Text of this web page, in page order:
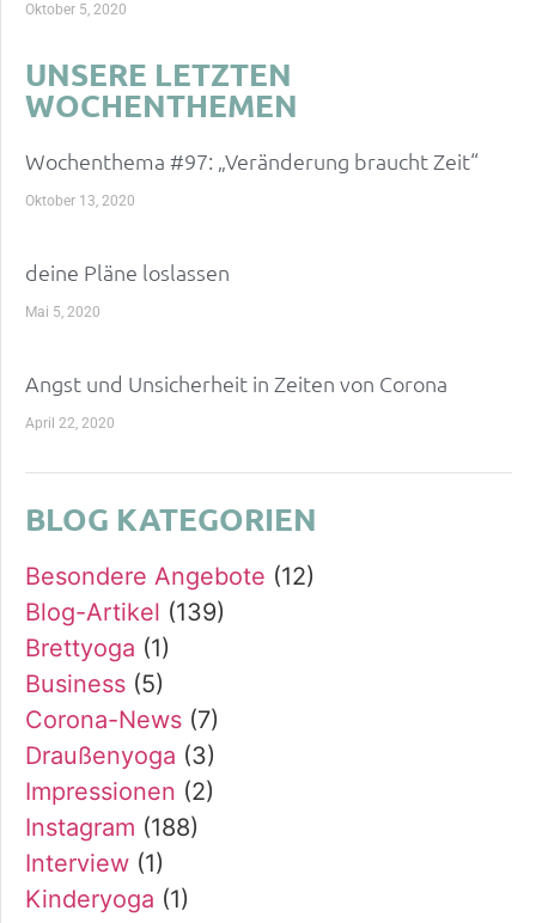
Oktober 5, 2020
UNSERE LETZTEN
WOCHENTHEMEN
Wochenthema #97: „Veränderung braucht Zeit“
Oktober 13, 2020
deine Pläne loslassen
Mai 5, 2020
Angst und Unsicherheit in Zeiten von Corona
April 22, 2020
BLOG KATEGORIEN
Besondere Angebote (12)
Blog-Artikel (139)
Brettyoga (1)
Business (5)
Corona-News (7)
Draußenyoga (3)
Impressionen (2)
Instagram (188)
Interview (1)
Kinderyoga (1)